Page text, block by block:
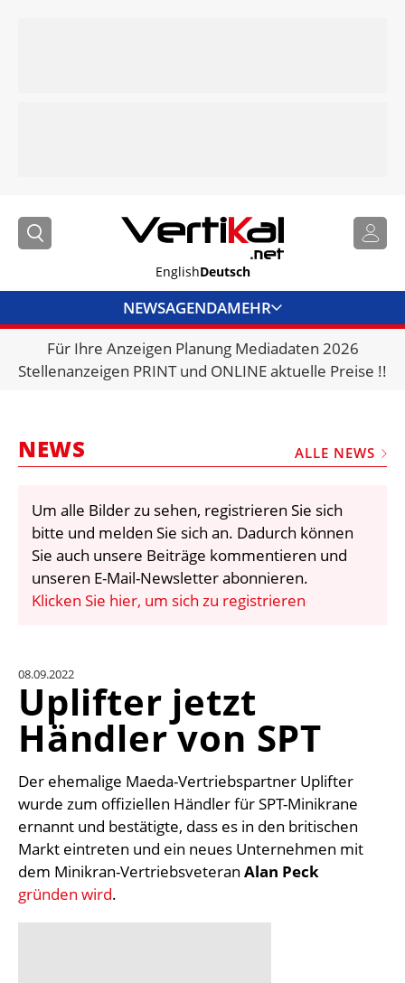
EnglishDeutsch
NEWSAGENDAMEHR
BRANCHENLINKS
VERMIETER
VIDEOS
BIBLIOTHEK
KRAN & BÜHNE
EINHEITENKONVERTER
KONTAKT
Für Ihre Anzeigen Planung Mediadaten 2026
Stellenanzeigen PRINT und ONLINE aktuelle Preise !!
NEWS ALLE NEWS
Um alle Bilder zu sehen, registrieren Sie sich
bitte und melden Sie sich an. Dadurch können
Sie auch unsere Beiträge kommentieren und
unseren E-Mail-Newsletter abonnieren.
Klicken Sie hier, um sich zu registrieren
08.09.2022
Uplifter jetzt
Händler von SPT
Der ehemalige Maeda-Vertriebspartner Uplifter
wurde zum offiziellen Händler für SPT-Minikrane
ernannt und bestätigte, dass es in den britischen
Markt eintreten und ein neues Unternehmen mit
dem Minikran-Vertriebsveteran Alan Peck
gründen wird.